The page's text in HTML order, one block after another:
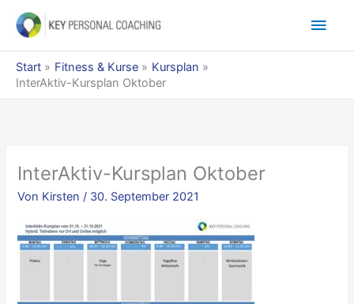
Inhalt
Start Fitness & Kurse
Kursplan
InterAktiv-Kursplan Oktober
InterAktiv-Kursplan Oktober
Von Kirsten/ 30. September 2021